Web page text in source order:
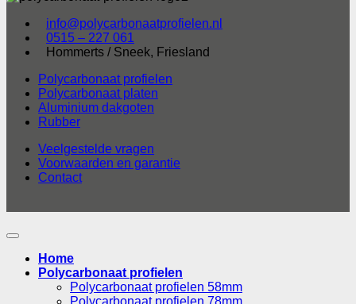
info@polycarbonaatprofielen.nl
0515 – 227 061
Hommerts / Sneek, Friesland
Polycarbonaat profielen
Polycarbonaat platen
Aluminium dakgoten
Rubber
Veelgestelde vragen
Voorwaarden en garantie
Contact
Home
Polycarbonaat profielen
Polycarbonaat profielen 58mm